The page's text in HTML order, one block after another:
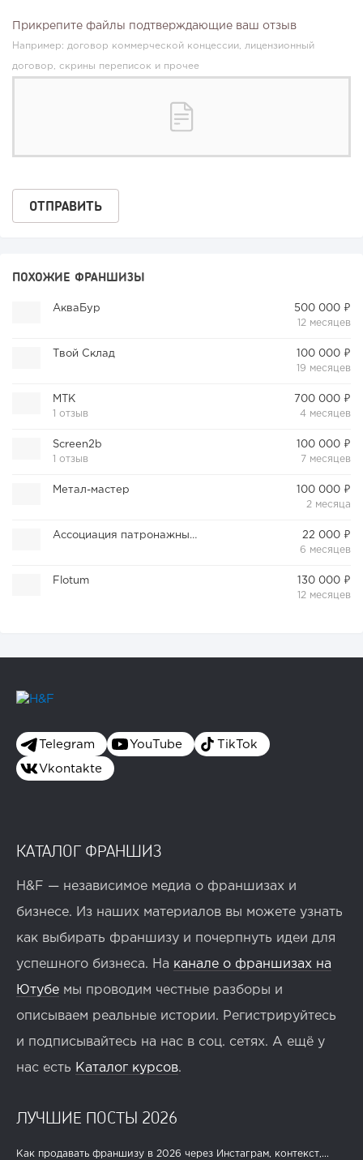
Прикрепите файлы подтверждающие ваш отзыв
Например: договор коммерческой концессии, лицензионный
договор, скрины переписок и прочее
ПОХОЖИЕ ФРАНШИЗЫ
АкваБур
500 000 ₽
12 месяцев
Твой Склад
100 000 ₽
19 месяцев
МТК
1 отзыв
700 000 ₽
4 месяцев
Screen2b
1 отзыв
100 000 ₽
7 месяцев
Метал-мастер
100 000 ₽
2 месяца
Ассоциация патронажных работников
22 000 ₽
6 месяцев
Flotum
130 000 ₽
12 месяцев
Telegram YouTube TikTok
Vkontakte
КАТАЛОГ ФРАНШИЗ
H&F — независимое медиа о франшизах и
бизнесе. Из наших материалов вы можете узнать
как выбирать франшизу и почерпнуть идеи для
успешного бизнеса. На канале о франшизах на
Ютубе мы проводим честные разборы и
описываем реальные истории. Регистрируйтесь
и подписывайтесь на нас в соц. сетях. А ещё у
нас есть Каталог курсов.
ЛУЧШИЕ ПОСТЫ 2026
Как продавать франшизу в 2026 через Инстаграм, контекст,...